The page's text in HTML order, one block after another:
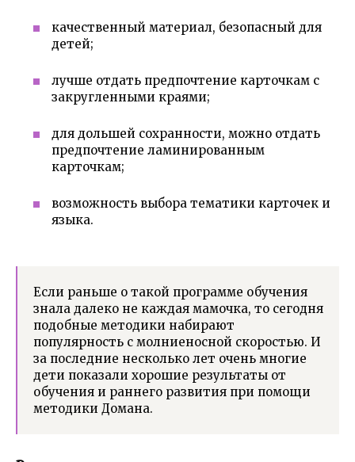
качественный материал, безопасный для
детей;
лучше отдать предпочтение карточкам с
закругленными краями;
для дольшей сохранности, можно отдать
предпочтение ламинированным
карточкам;
возможность выбора тематики карточек и
языка.
Если раньше о такой программе обучения
знала далеко не каждая мамочка, то сегодня
подобные методики набирают
популярность с молниеносной скоростью. И
за последние несколько лет очень многие
дети показали хорошие результаты от
обучения и раннего развития при помощи
методики Домана.